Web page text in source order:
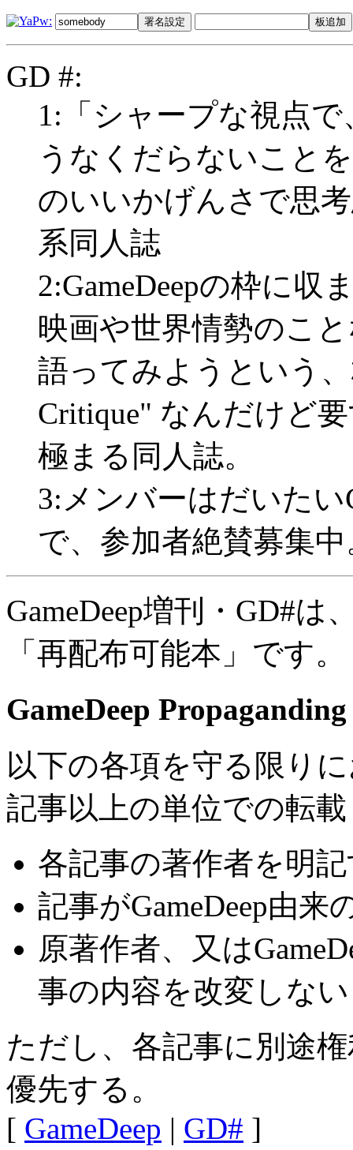
GD #:
1:「シャープな視点
うなくだらないこと
のいいかげんさで思
系同人誌
2:GameDeepの枠に収
映画や世界情勢のこ
語ってみようという
Critique" なんだけど
極まる同人誌。
3:メンバーはだいたい
で、参加者絶賛募集中
GameDeep増刊・GD#
「再配布可能本」です。
GameDeep
以下の各項を守る限り
記事以上の単位での転
各記事の著作者を明
記事がGameDeep由
原著作者、又は
事の内容を改変しない
ただし、各記事に別途
優先する。
[ GameDeep | GD# ]